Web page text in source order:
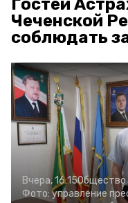
Гостей
Чеченской
соблюдать
Вчера, 16:15Общество
Фото: управление